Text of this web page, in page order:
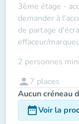
3ème étage -
demander à
de partage
effaceur/
2 personnes
person 7 places
Aucun créneau
date_rangeVoir la